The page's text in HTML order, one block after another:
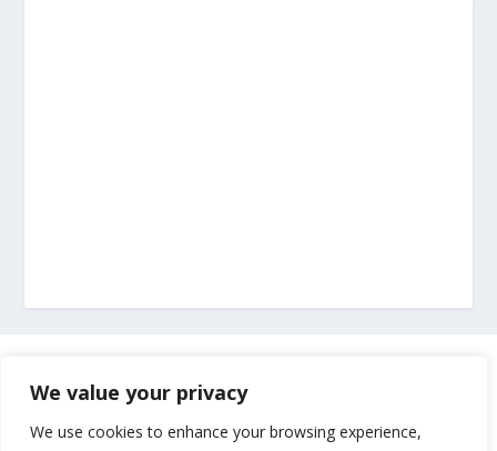
We value your privacy
We use cookies to enhance your browsing experience,
Impressum